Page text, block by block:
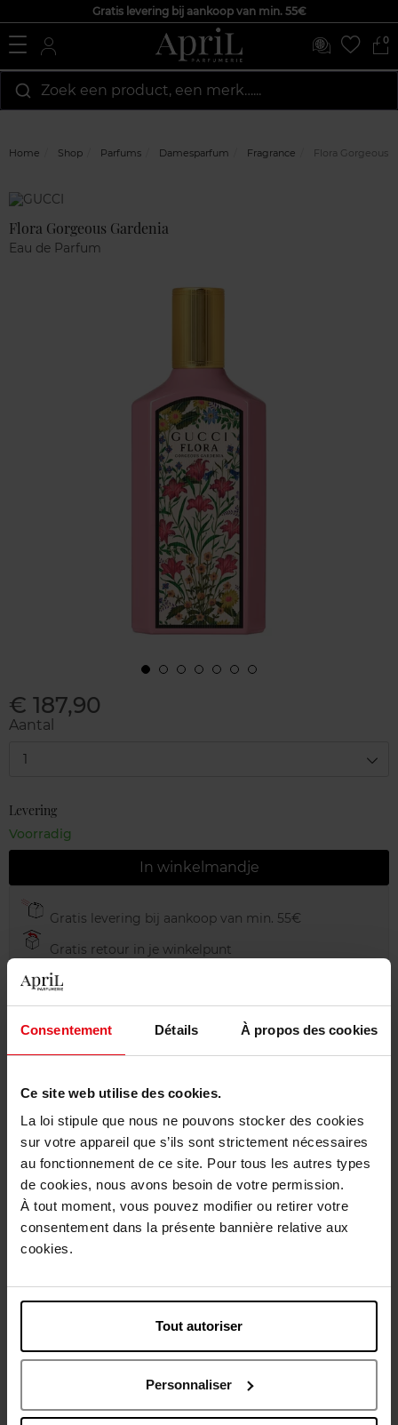
Consentement Détails À propos des cookies
Ce site web utilise des cookies.
La loi stipule que nous ne pouvons stocker des cookies
sur votre appareil que s’ils sont strictement nécessaires
au fonctionnement de ce site. Pour tous les autres types
de cookies, nous avons besoin de votre permission.
À tout moment, vous pouvez modifier ou retirer votre
consentement dans la présente bannière relative aux
cookies.
Tout autoriser
Personnaliser
Gratis levering bij aankoop van min. 55€
0
Zoek een product, een merk…...
Home Shop Parfums Damesparfum Fragrance Flora Gorgeous
Marque
Flora Gorgeous Gardenia
Eau de Parfum
€ 187,90
Aantal
1
Levering
Voorradig
In winkelmandje
Gratis levering bij aankoop van min. 55€
Gratis retour in je winkelpunt
Gratis verpakking
Beschrijving
Gebruiksadvies
Karakteristieken
Nog iets vergeten ?